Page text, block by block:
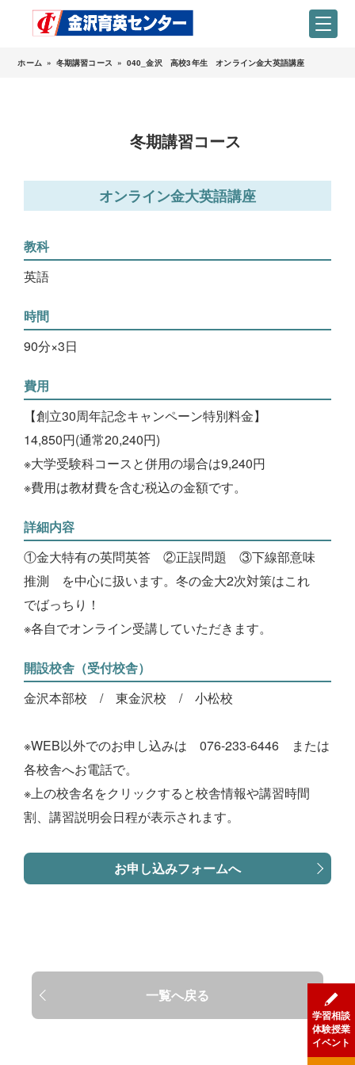
ホーム » 冬期講習コース » 040_金沢 高校3年生 オンライン金大英語講座
冬期講習コース
オンライン金大英語講座
教科
英語
時間
90分×3日
費用
【創立30周年記念キャンペーン特別料金】
14,850円(通常20,240円)
※大学受験科コースと併用の場合は9,240円
※費用は教材費を含む税込の金額です。
詳細内容
①金大特有の英問英答 ②正誤問題 ③下線部意味
推測 を中心に扱います。冬の金大2次対策はこれ
でばっちり！
※各自でオンライン受講していただきます。
開設校舎（受付校舎）
金沢本部校
東金沢校 小松校
※WEB以外でのお申し込みは 076-233-6446 または
各校舎へお電話で。
※上の校舎名をクリックすると校舎情報や講習時間
割、講習説明会日程が表示されます。
お申し込みフォームへ
一覧へ戻る
学習相談
体験授業
イベント